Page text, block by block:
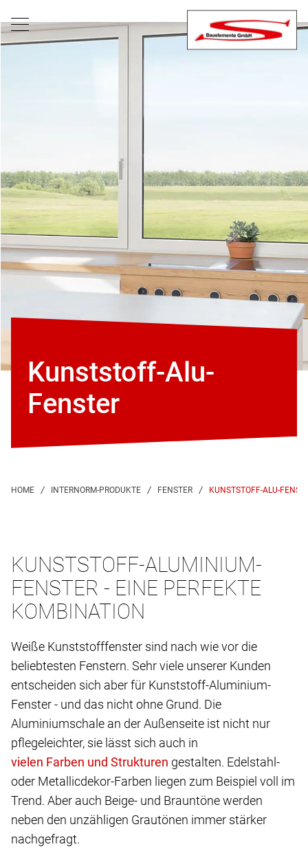
Kunststoff-Alu-
Fenster
KUNSTSTOFF-ALU-
KUNSTSTOFF-ALUMINIUM-
FENSTER - EINE PERFEKTE
KOMBINATION
Weiße Kunststofffenster sind nach wie vor die
beliebtesten Fenstern. Sehr viele unserer Kunden
entscheiden sich aber für Kunststoff-Aluminium-
Fenster - und das nicht ohne Grund. Die
Aluminiumschale an der Außenseite ist nicht nur
pflegeleichter, sie lässt sich auch in
gestalten. Edelstahl-
oder Metallicdekor-Farben liegen zum Beispiel voll im
Trend. Aber auch Beige- und Brauntöne werden
neben den unzähligen Grautönen immer stärker
nachgefragt.